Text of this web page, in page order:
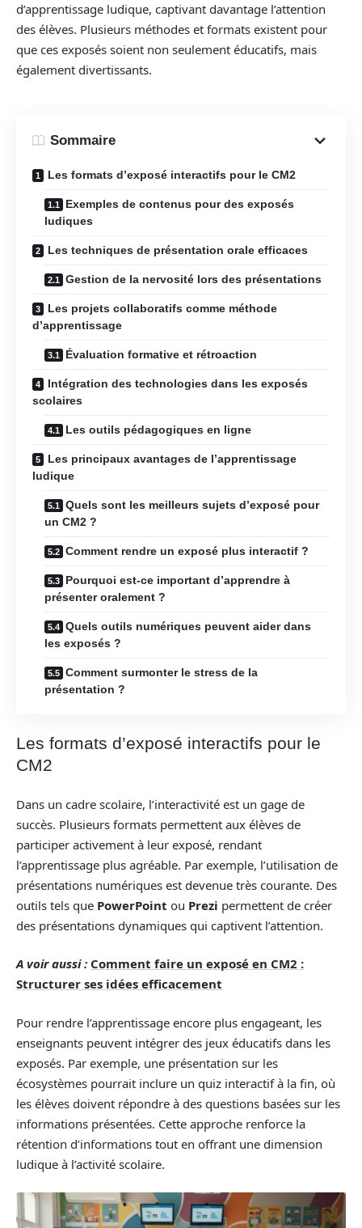
d’apprentissage ludique, captivant davantage l’attention
des élèves. Plusieurs méthodes et formats existent pour
que ces exposés soient non seulement éducatifs, mais
également divertissants.
Sommaire
Les formats d’exposé interactifs pour le CM2
Exemples de contenus pour des exposés
ludiques
Les techniques de présentation orale efficaces
Gestion de la nervosité lors des présentations
Les projets collaboratifs comme méthode
d’apprentissage
Évaluation formative et rétroaction
Intégration des technologies dans les exposés
scolaires
Les outils pédagogiques en ligne
Les principaux avantages de l’apprentissage
ludique
Quels sont les meilleurs sujets d’exposé pour
un CM2 ?
Comment rendre un exposé plus interactif ?
Pourquoi est-ce important d’apprendre à
présenter oralement ?
Quels outils numériques peuvent aider dans
les exposés ?
Comment surmonter le stress de la
présentation ?
Les formats d’exposé interactifs pour le
CM2
Dans un cadre scolaire, l’interactivité est un gage de
succès. Plusieurs formats permettent aux élèves de
participer activement à leur exposé, rendant
l’apprentissage plus agréable. Par exemple, l’utilisation de
présentations numériques est devenue très courante. Des
outils tels que PowerPoint ou Prezi permettent de créer
des présentations dynamiques qui captivent l’attention.
A voir aussi : Comment faire un exposé en CM2 :
Structurer ses idées efficacement
Pour rendre l’apprentissage encore plus engageant, les
enseignants peuvent intégrer des jeux éducatifs dans les
exposés. Par exemple, une présentation sur les
écosystèmes pourrait inclure un quiz interactif à la fin, où
les élèves doivent répondre à des questions basées sur les
informations présentées. Cette approche renforce la
rétention d’informations tout en offrant une dimension
ludique à l’activité scolaire.